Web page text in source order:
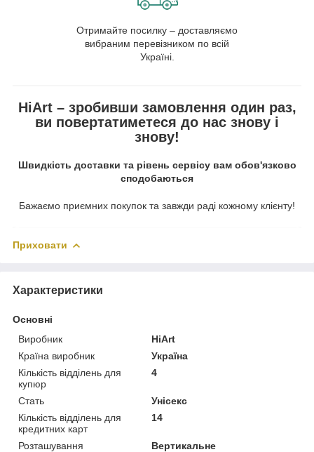
Отримайте посилку – доставляємо
вибраним перевізником по всій
Україні.
HiArt – зробивши замовлення один раз,
ви повертатиметеся до нас знову і
знову!
Швидкість доставки та рівень сервісу вам обов'язково
сподобаються
Бажаємо приємних покупок та завжди раді кожному клієнту!
Приховати
Характеристики
Основні
Виробник
HiArt
Країна виробник
Україна
Кількість відділень для
купюр
4
Стать
Унісекс
Кількість відділень для
кредитних карт
14
Розташування
Вертикальне